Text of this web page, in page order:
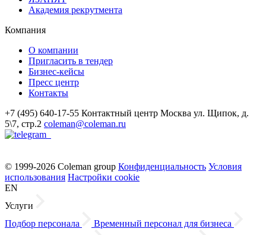
Академия рекрутмента
Компания
О компании
Пригласить в тендер
Бизнес-кейсы
Пресс центр
Контакты
+7 (495) 640-17-55 Контактный центр Москва ул. Щипок, д.
5\7, стр.2 coleman@coleman.ru
© 1999-2026 Coleman group Конфиденциальность Условия
использования Настройки cookie
EN
Услуги
Подбор персонала
Временный персонал для бизнеса